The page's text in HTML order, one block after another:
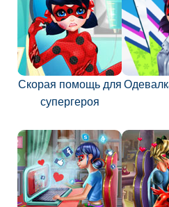
Скорая помощь для
супергероя